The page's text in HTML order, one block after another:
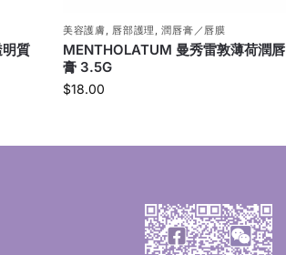
質
美容護膚, 唇部護理 ,潤唇膏／唇膜
MENTHOLATUM 曼秀雷敦薄荷潤唇
膏 3.5G
$18.00